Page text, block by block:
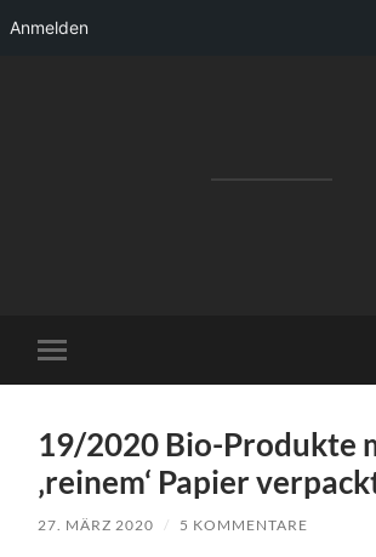
Anmelden
Mobile-
Menü
19/2020 Bio-Produkte
‚reinem‘ Papier
27. MÄRZ 2020 / 5 KOMMENTARE